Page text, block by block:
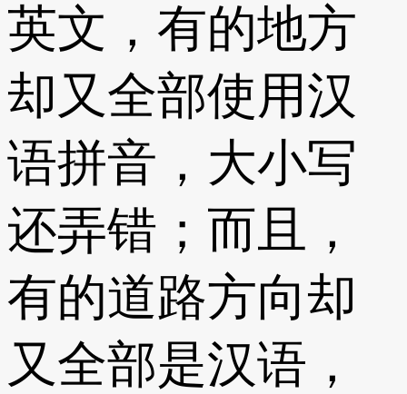
英文，有的地方
却又全部使用汉
语拼音，大小写
还弄错；而且，
有的道路方向却
又全部是汉语，